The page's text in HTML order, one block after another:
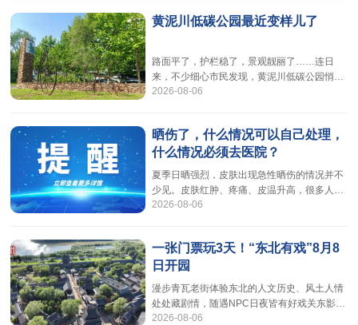
作人员和专家对企业生产车间的VOCs物料使
活性炭更换台账、例行检测报告等技术资料，
并围绕提升废气收集水平、提高治污
黄泥川低碳公园最近变样儿了
路面平了，护栏稳了，景观靓丽了……连日
来，不少细心市民发现，黄泥川低碳公园悄然
变了模样。这座承载着周边居民休闲记忆的公
园坐落于黄泥川区域，建于2012年至2013
年，曾是我市低碳生态示范项目，配备光伏发
好满足附近居民的游园需求，还绿于民，还景
于民，高新区住建部门协调统筹多方力量，
2026-08-06
晒伤了，什么情况可以自己处理，
什么情况必须去医院？
夏季日晒强烈，皮肤出现急性晒伤的情况并不
少见。皮肤红肿、疼痛、皮温升高，很多人都
会选择扛一扛，或自行在家处理。大连市第三
并不相同，学会分辨轻重缓急，才能在第一时
间做出正确的应对。可以在家处理的轻度晒伤
没有形成水疱或破溃，通常属于轻度晒伤，可
以先在家进行自行处理。时磊主任建议，晒后
2026-08-06
一张门票玩3天！“东北有戏”8月8
日开园
漫步青瓦老街体验东北的人文历史、风土人情
处处藏剧情，随遇NPC日夜皆有好戏关东影视
城全新升级8月8日，“东北有戏”正式开园景区
2026-08-06